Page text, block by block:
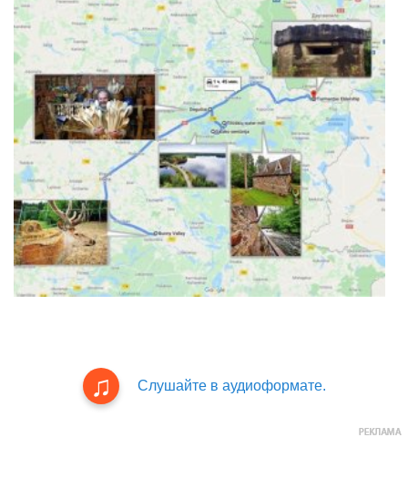
Слушайте в аудиоформате.